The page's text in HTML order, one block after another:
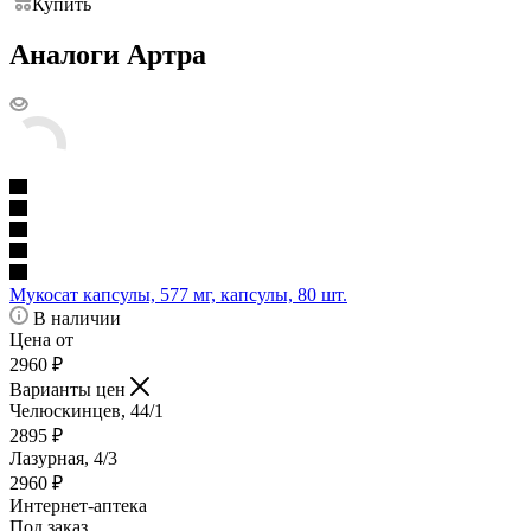
Купить
Аналоги Артра
Мукосат капсулы, 577 мг, капсулы, 80 шт.
В наличии
Цена от
2960 ₽
Варианты цен
Челюскинцев, 44/1
2895 ₽
Лазурная, 4/3
2960 ₽
Интернет-аптека